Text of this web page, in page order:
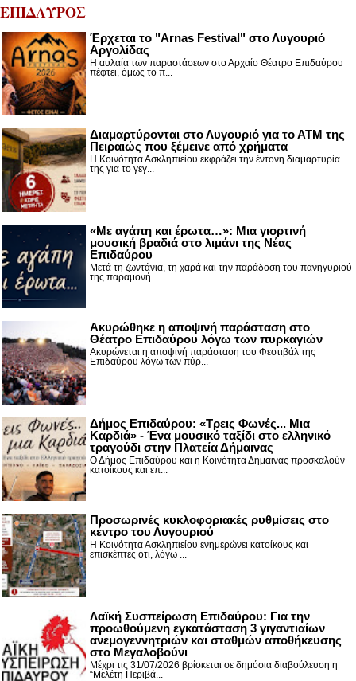
ΕΠΙΔΑΥΡΟΣ
Έρχεται το "Arnas Festival" στο Λυγουριό
Αργολίδας
Η αυλαία των παραστάσεων στο Αρχαίο Θέατρο Επιδαύρου
πέφτει, όμως το π...
Διαμαρτύρονται στο Λυγουριό για το ΑΤΜ της
Πειραιώς που ξέμεινε από χρήματα
Η Κοινότητα Ασκληπιείου εκφράζει την έντονη διαμαρτυρία
της για το γεγ...
«Με αγάπη και έρωτα…»: Μια γιορτινή
μουσική βραδιά στο λιμάνι της Νέας
Επιδαύρου
Μετά τη ζωντάνια, τη χαρά και την παράδοση του πανηγυριού
της παραμονή...
Ακυρώθηκε η αποψινή παράσταση στο
Θέατρο Επιδαύρου λόγω των πυρκαγιών
Ακυρώνεται η αποψινή παράσταση του Φεστιβάλ της
Επιδαύρου λόγω των πύρ...
Δήμος Επιδαύρου: «Τρεις Φωνές... Μια
Καρδιά» - Ένα μουσικό ταξίδι στο ελληνικό
τραγούδι στην Πλατεία Δήμαινας
Ο Δήμος Επιδαύρου και η Κοινότητα Δήμαινας προσκαλούν
κατοίκους και επ...
Προσωρινές κυκλοφοριακές ρυθμίσεις στο
κέντρο του Λυγουριού
Η Κοινότητα Ασκληπιείου ενημερώνει κατοίκους και
επισκέπτες ότι, λόγω ...
Λαϊκή Συσπείρωση Επιδαύρου: Για την
προωθούμενη εγκατάσταση 3 γιγαντιαίων
ανεμογεννητριών και σταθμών αποθήκευσης
στο Μεγαλοβούνι
Μέχρι τις 31/07/2026 βρίσκεται σε δημόσια διαβούλευση η
“Μελέτη Περιβά...